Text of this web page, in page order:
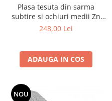
Plasa tesuta din sarma
subtire si ochiuri medii Zn
1x12 m - 4.2x4.2x0.56 mm
248,00 Lei
ADAUGA IN COS
NOU